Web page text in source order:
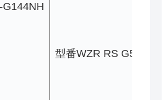
型番WZR RS G54HP/